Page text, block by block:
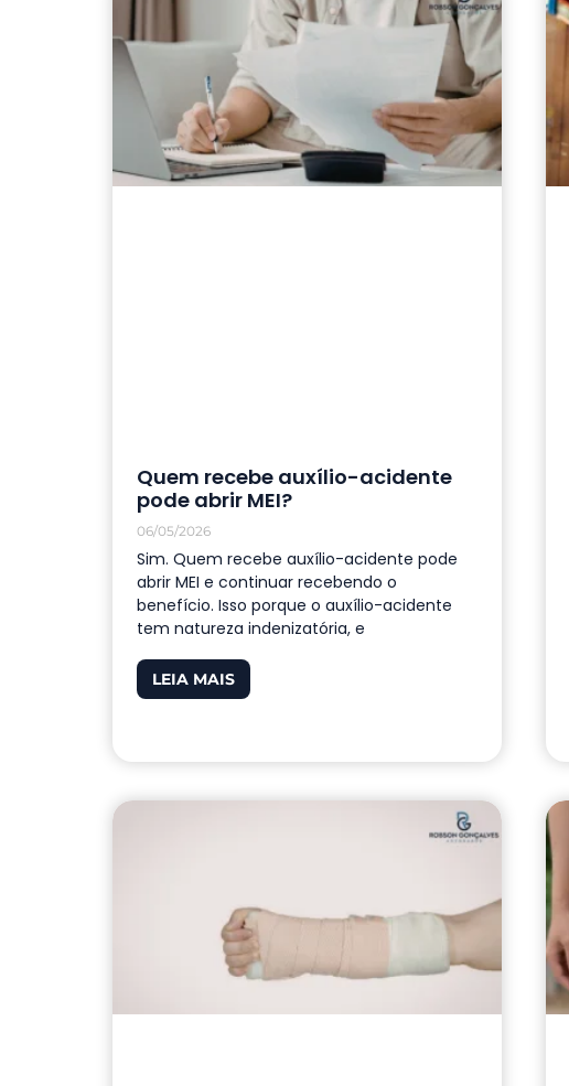
Quem recebe auxílio-acidente
pode abrir MEI?
06/05/2026
Sim. Quem recebe auxílio-acidente pode
abrir MEI e continuar recebendo o
benefício. Isso porque o auxílio-acidente
tem natureza indenizatória, e
LEIA MAIS